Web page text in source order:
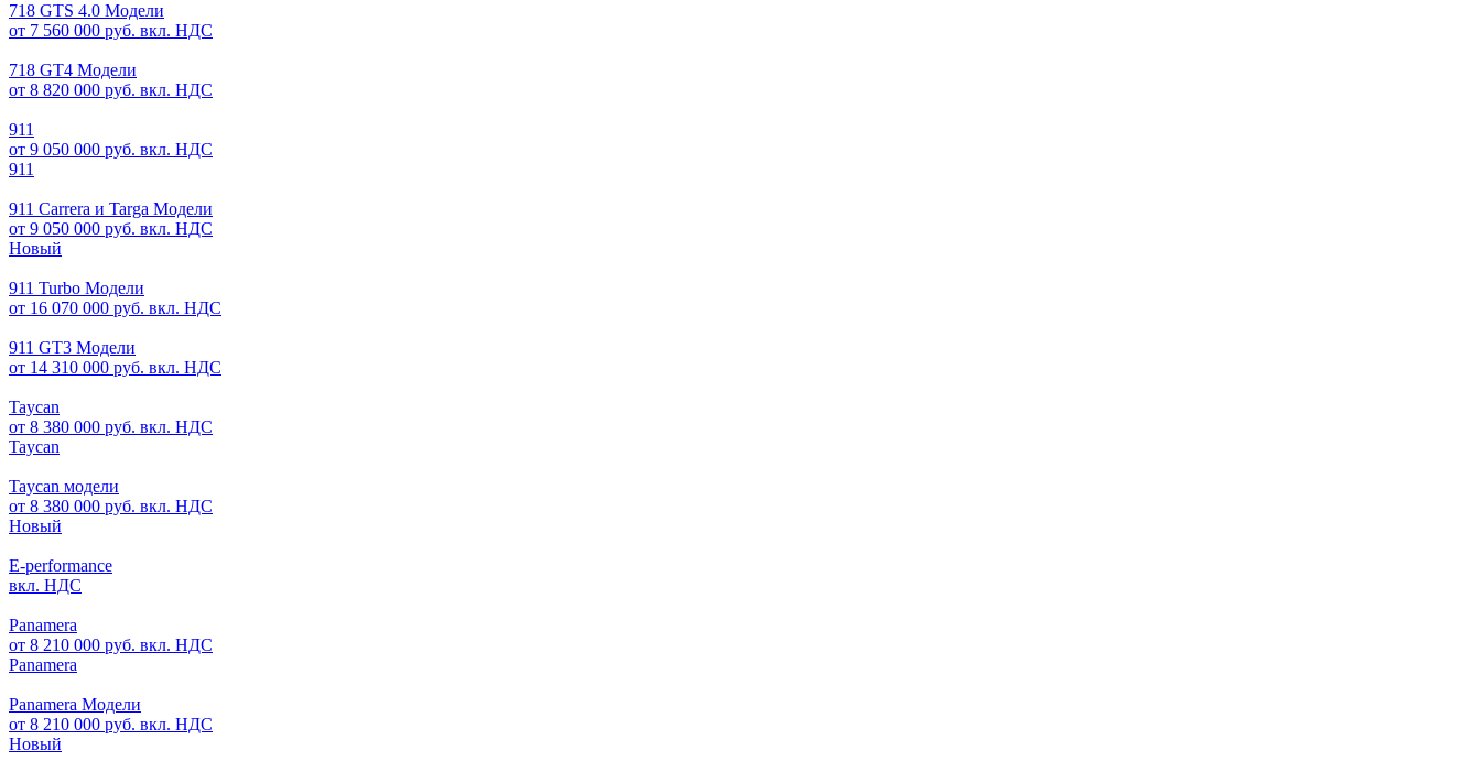
718 GTS 4.0 Модели
от 7 560 000 руб. вкл. НДС
718 GT4 Модели
от 8 820 000 руб. вкл. НДС
911
от 9 050 000 руб. вкл. НДС
911
911 Carrera и Targa Модели
от 9 050 000 руб. вкл. НДС
Новый
911 Turbo Модели
от 16 070 000 руб. вкл. НДС
911 GT3 Модели
от 14 310 000 руб. вкл. НДС
Taycan
от 8 380 000 руб. вкл. НДС
Taycan
Taycan модели
от 8 380 000 руб. вкл. НДС
Новый
E-performance
вкл. НДС
Panamera
от 8 210 000 руб. вкл. НДС
Panamera
Panamera Модели
от 8 210 000 руб. вкл. НДС
Новый